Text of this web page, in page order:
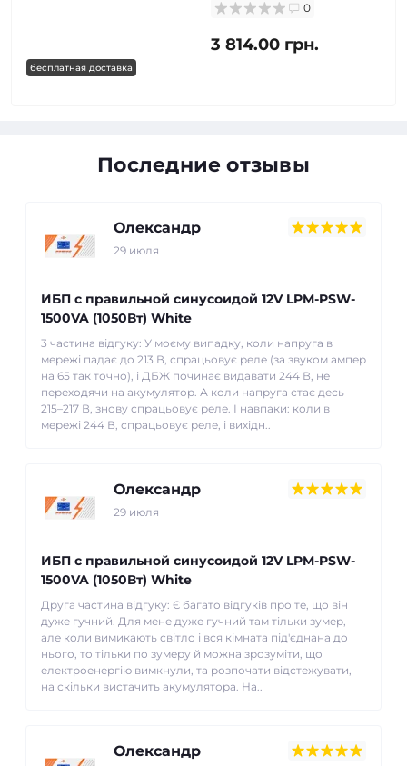
бесплатная доставка
0
3 814.00 грн.
Последние отзывы
Олександр
29 июля
ИБП с правильной синусоидой 12V LPM-PSW-
1500VA (1050Вт) White
3 частина відгуку: У моєму випадку, коли напруга в
мережі падає до 213 В, спрацьовує реле (за звуком ампер
на 65 так точно), і ДБЖ починає видавати 244 В, не
переходячи на акумулятор. А коли напруга стає десь
215–217 В, знову спрацьовує реле. І навпаки: коли в
мережі 244 В, спрацьовує реле, і вихідн..
Олександр
29 июля
ИБП с правильной синусоидой 12V LPM-PSW-
1500VA (1050Вт) White
Друга частина відгуку: Є багато відгуків про те, що він
дуже гучний. Для мене дуже гучний там тільки зумер,
але коли вимикають світло і вся кімната під'єднана до
нього, то тільки по зумеру й можна зрозуміти, що
електроенергію вимкнули, та розпочати відстежувати,
на скільки вистачить акумулятора. На..
Олександр